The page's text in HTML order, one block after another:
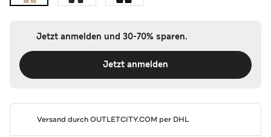
Jetzt anmelden und 30-70% sparen.
Jetzt anmelden
Versand durchOUTLETCITY.COM per DHL